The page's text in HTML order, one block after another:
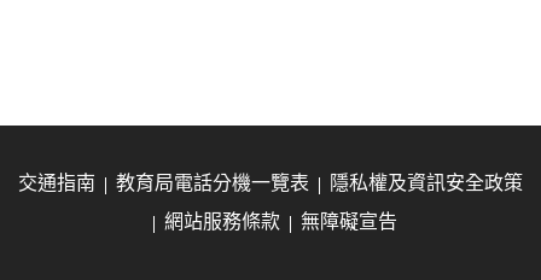
交通指南 教育局電話分機一覽表
隱私權及資訊安全政策
網站服務條款
無障礙宣告